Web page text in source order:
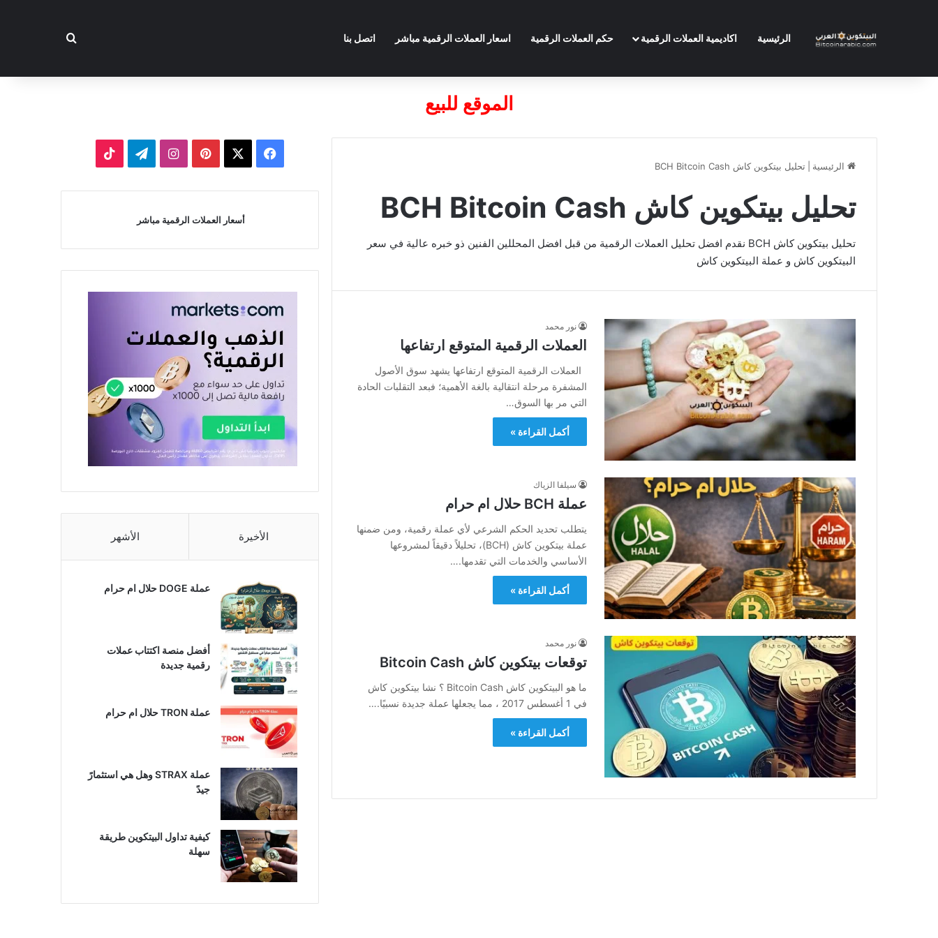
الرئيسية اكاديمية العملات الرقمية حكم العملات الرقمية اسعار العملات الرقمية مباشر اتصل بنا بحث عن
الموقع للبيع
الرئيسية تحليل بيتكوين كاش BCH Bitcoin Cash
تحليل بيتكوين كاش BCH Bitcoin Cash
تحليل بيتكوين كاش BCH نقدم افضل تحليل العملات الرقمية من قبل افضل المحللين الفنين ذو خبره عالية في سعر
البيتكوين كاش و عملة البيتكوين كاش
نور محمد
العملات الرقمية المتوقع ارتفاعها
العملات الرقمية المتوقع ارتفاعها يشهد سوق الأصول
المشفرة مرحلة انتقالية بالغة الأهمية؛ فبعد التقلبات الحادة
التي مر بها السوق…
أكمل القراءة »
سيلفا الزياك
عملة BCH حلال ام حرام
يتطلب تحديد الحكم الشرعي لأي عملة رقمية، ومن ضمنها
عملة بيتكوين كاش (BCH)، تحليلاً دقيقاً لمشروعها
الأساسي والخدمات التي تقدمها.…
أكمل القراءة »
نور محمد
توقعات بيتكوين كاش Bitcoin Cash
ما هو البيتكوين كاش Bitcoin Cash ؟ نشا بيتكوين كاش
في 1 أغسطس 2017 ، مما يجعلها عملة جديدة نسبيًا.…
أكمل القراءة »
فيسبوك بينتيريستانستقرامتيلقرام
أسعار العملات الرقمية مباشر
الأخيرة الأشهر
عملة DOGE حلال ام حرام
أفضل منصة اكتتاب عملات
رقمية جديدة
عملة TRON حلال ام حرام​
عملة STRAX وهل هي استثمارً
جيدً
كيفية تداول البيتكوين طريقة
سهلة